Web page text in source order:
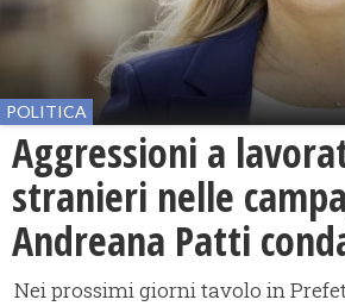
POLITICA
Aggressioni a
stranieri nelle
Andreana Patti
Nei prossimi giorni tavolo in